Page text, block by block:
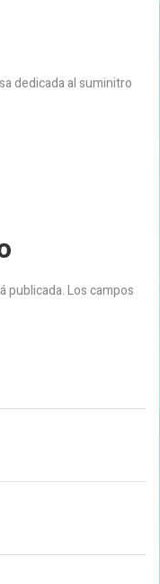
dedicada al suminitro
publicada.Los campos